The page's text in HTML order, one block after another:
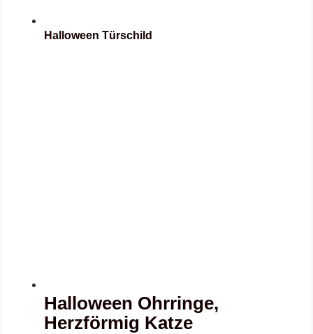
Halloween Türschild
Halloween Ohrringe,
Herzförmig Katze